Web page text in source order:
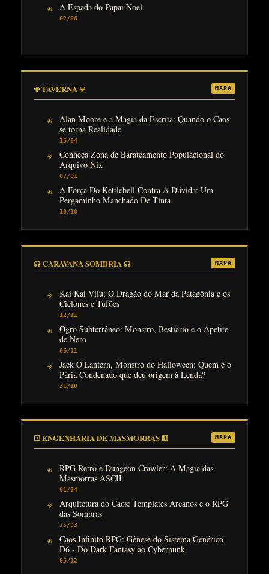
A Espada do Papai Noel
02/06
𖥬 TAVERNA 𖥬 MAPA
Alan Moore e a Magia da Escrita: Quando o Caos
se torna Realidade
15/04
Conheça Zona de Barateamento Populacional do
Arquivo Nix
07/01
A Força Do Kettlebell Contra A Dúvida: Um
Pergaminho Manchado De Tinta
10/10
☊ CARAVANA SOMBRIA ☊ MAPA
Kai Kai Vilu: O Dragão do Mar da Patagônia e os
Ciclones e Tufões
12/11
Ogro Subterrâneo: Monstro, Bestiário e o Apetite
de Nero
06/11
Jack O'Lantern, Monstro do Halloween: Quem é o
Pária Condenado que deu origem à Lenda?
31/10
⚀ ENGENHARIA DE MASMORRAS ⚅ MAPA
RPG Retro e Dungeon Crawler: A Magia das
Masmorras ASCII
01/04
Arquitetura do Caos: Templates Arcanos e o RPG
das Sombras
25/03
Caos Infinito RPG: Gênese do Sistema Genérico
D6 - Do Dark Fantasy ao Cyberpunk
05/12